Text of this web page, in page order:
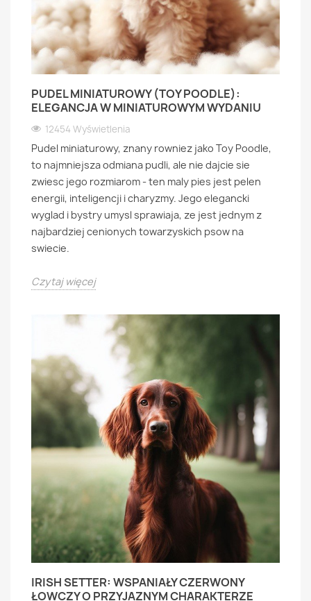
PUDEL MINIATUROWY (TOY POODLE):
ELEGANCJA W MINIATUROWYM WYDANIU
12454 Wyświetlenia
Pudel miniaturowy, znany rowniez jako Toy Poodle,
to najmniejsza odmiana pudli, ale nie dajcie sie
zwiesc jego rozmiarom - ten maly pies jest pelen
energii, inteligencji i charyzmy. Jego elegancki
wyglad i bystry umysl sprawiaja, ze jest jednym z
najbardziej cenionych towarzyskich psow na
swiecie.
Czytaj więcej
IRISH SETTER: WSPANIAŁY CZERWONY
ŁOWCZY O PRZYJAZNYM CHARAKTERZE